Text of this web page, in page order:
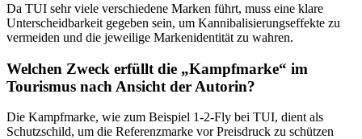
Da TUI sehr viele verschiedene Marken führt, muss eine klare
Unterscheidbarkeit gegeben sein, um Kannibalisierungseffekte zu
vermeiden und die jeweilige Markenidentität zu wahren.
Welchen Zweck erfüllt die „Kampfmarke“ im
Tourismus nach Ansicht der Autorin?
Die Kampfmarke, wie zum Beispiel 1-2-Fly bei TUI, dient als
Schutzschild, um die Referenzmarke vor Preisdruck zu schützen